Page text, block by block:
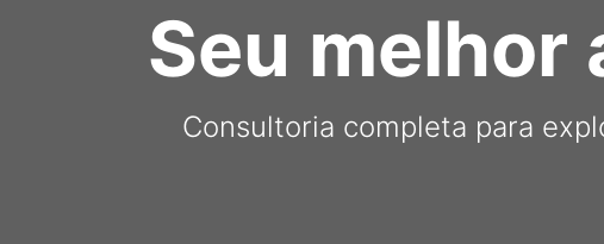
Seu melhor
Consultoria completa para